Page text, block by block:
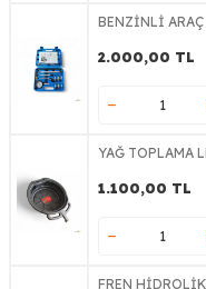
BENZİNLİ ARAÇ
2.000,00 TL
YAĞ TOPLAMA
1.100,00 TL
FREN